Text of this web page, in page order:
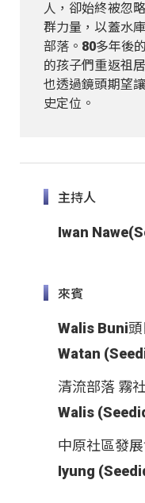
人，卻始終被忽
群力量，以蓋水
部落。80多年後
的孩子們重返祖
也透過鏡頭期望
史定位。
主持人
Iwan
來賓
Walis Buni頭
Watan
清流部落 霧
Walis
中原社區發
Iyung